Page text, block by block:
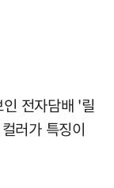
전자담배 '릴
러가 특징이